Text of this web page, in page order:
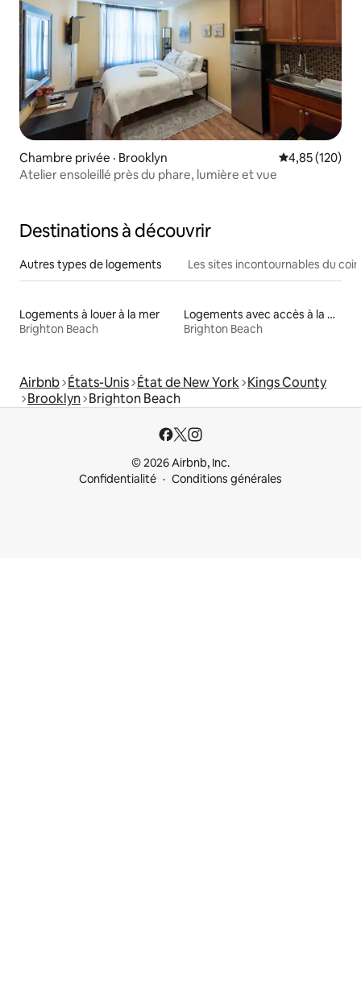
Chambre privée · Brooklyn Note
4,85 (120)
Atelier ensoleillé près du phare, lumière et vue
Destinations à découvrir
Autres types de logements Les sites incontournables du coin
Logements à louer à la mer
Brighton Beach
Logements avec accès à la plage
Brighton Beach
Airbnb États-Unis État de New York Kings County
Brooklyn Brighton Beach
© 2026 Airbnb, Inc.
Confidentialité
Conditions générales